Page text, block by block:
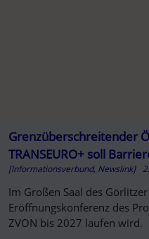
Grenzüberschreitender
TRANSEURO+ soll
[Informationsverbund, Newslink]
Im Großen Saal des
Eröffnungskonferenz des
ZVON bis 2027 laufen wird.